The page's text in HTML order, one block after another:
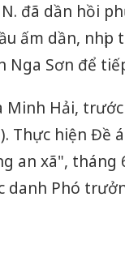
đã dần hồi
ấm dần,
Nga Sơn để
Hải,
Thực hiện Đề
an xã",
Phó